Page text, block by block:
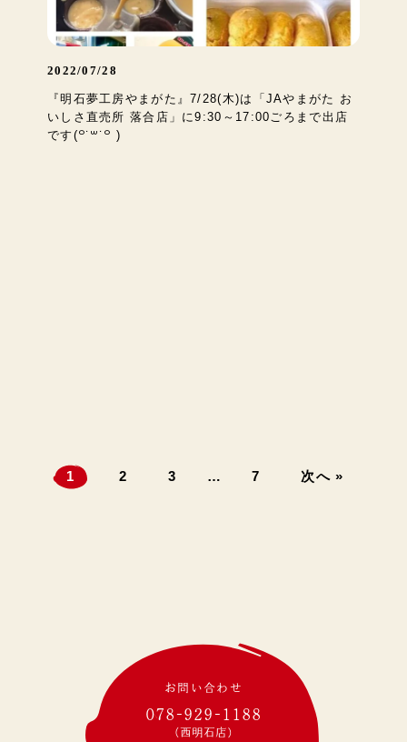
2022/07/28
『明石夢工房やまがた』7/28(木)は「JAやまがた お
いしさ直売所 落合店」に9:30～17:00ごろまで出店
です(꒪˙꒳˙꒪ )
1 2 3 … 7 次へ »
お問い合わせ
078-929-1188
(西明石店)